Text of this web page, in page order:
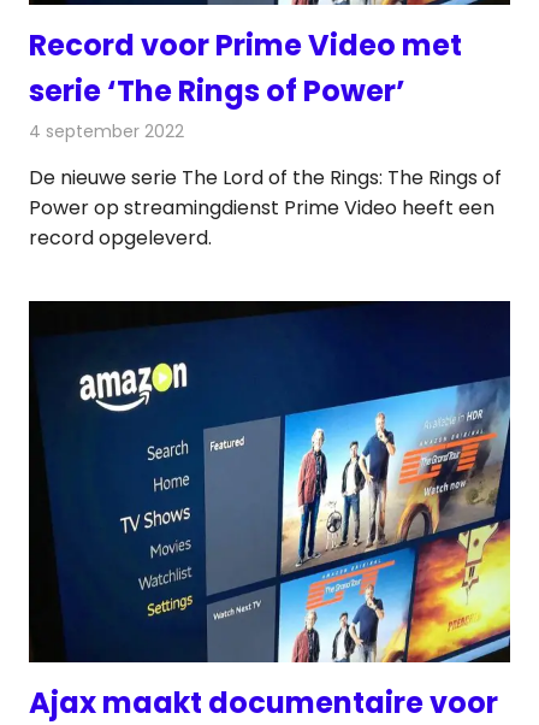
Record voor Prime Video met
serie ‘The Rings of Power’
4 september 2022
De nieuwe serie The Lord of the Rings: The Rings of
Power op streamingdienst Prime Video heeft een
record opgeleverd.
Ajax maakt documentaire voor